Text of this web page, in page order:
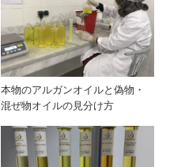
はど
う変
わ
る？
本物のアルガンオイルと偽物・
混ぜ物オイルの見分け方